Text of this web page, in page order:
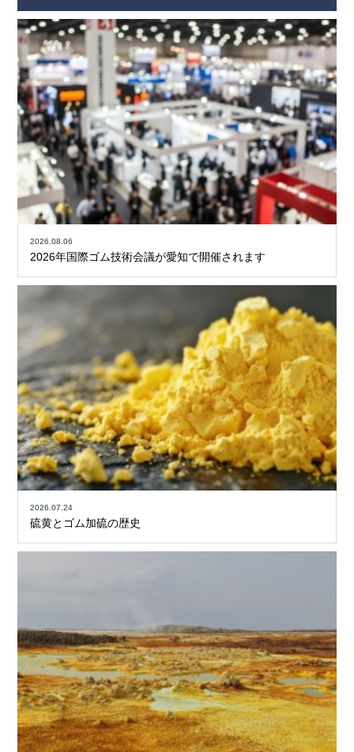
2026.08.06
2026年国際ゴム技術会議が愛知で開催されます
2026.07.24
硫黄とゴム加硫の歴史